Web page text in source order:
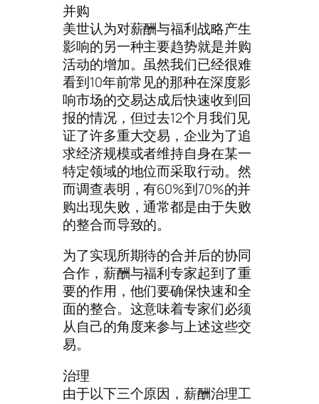
并购
美世认为对薪酬与福利战略产生
影响的另一种主要趋势就是并购
活动的增加。虽然我们已经很难
看到10年前常见的那种在深度影
响市场的交易达成后快速收到回
报的情况，但过去12个月我们见
证了许多重大交易，企业为了追
求经济规模或者维持自身在某一
特定领域的地位而采取行动。然
而调查表明，有60%到70%的并
购出现失败，通常都是由于失败
的整合而导致的。
为了实现所期待的合并后的协同
合作，薪酬与福利专家起到了重
要的作用，他们要确保快速和全
面的整合。这意味着专家们必须
从自己的角度来参与上述这些交
易。
治理
由于以下三个原因，薪酬治理工